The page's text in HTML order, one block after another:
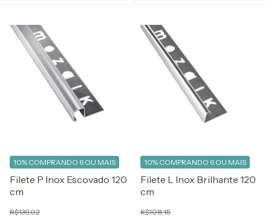
Filete P Inox Escovado 120
cm
R$139,02
10% COMPRANDO 6 OU MAIS
Filete L Inox Brilhante 120
cm
R$108,15
10% COMPRANDO 6 OU MAIS